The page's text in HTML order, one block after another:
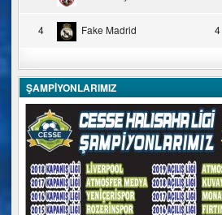
4 Fake Madrid 4
ŞAMPİYONLARIMIZ